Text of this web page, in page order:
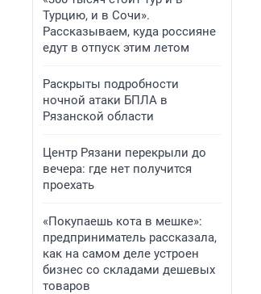
Турцию, и в Сочи».
Рассказываем, куда россияне
едут в отпуск этим летом
Раскрыты подробности
ночной атаки БПЛА в
Рязанской области
Центр Рязани перекрыли до
вечера: где нет получится
проехать
«Покупаешь кота в мешке»:
предприниматель рассказала,
как на самом деле устроен
бизнес со складами дешевых
товаров